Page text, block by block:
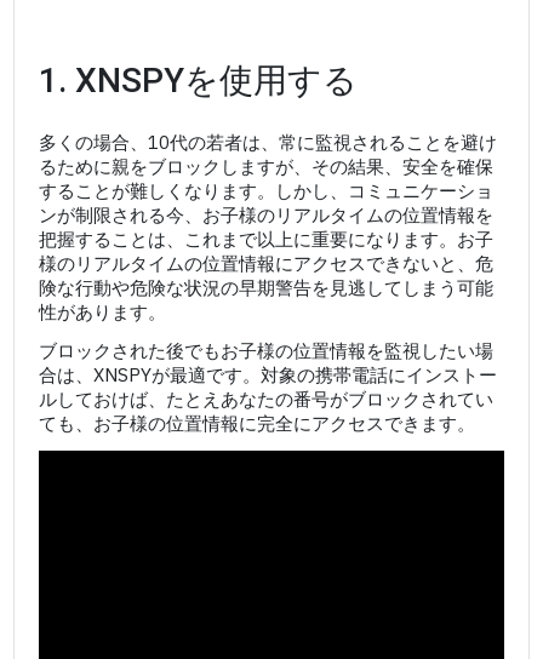
1. XNSPYを使用する
多くの場合、10代の若者は、常に監視されることを避け
るために親をブロックしますが、その結果、安全を確保
することが難しくなります。しかし、コミュニケーショ
ンが制限される今、お子様のリアルタイムの位置情報を
把握することは、これまで以上に重要になります。お子
様のリアルタイムの位置情報にアクセスできないと、危
険な行動や危険な状況の早期警告を見逃してしまう可能
性があります。
ブロックされた後でもお子様の位置情報を監視したい場
合は、XNSPYが最適です。対象の携帯電話にインストー
ルしておけば、たとえあなたの番号がブロックされてい
ても、お子様の位置情報に完全にアクセスできます。